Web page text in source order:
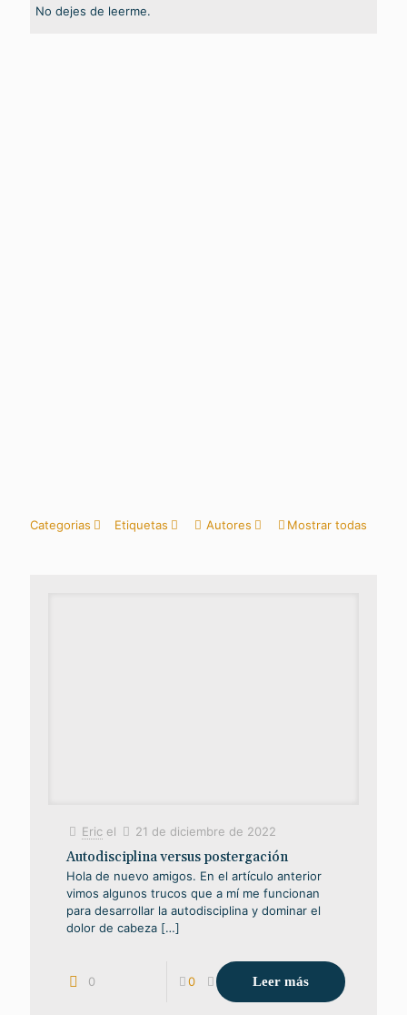
No dejes de leerme.
Categorias Etiquetas Autores Mostrar todas
Eric el 21 de diciembre de 2022
Autodisciplina versus postergación
Hola de nuevo amigos. En el artículo anterior
vimos algunos trucos que a mí me funcionan
para desarrollar la autodisciplina y dominar el
dolor de cabeza […]
0 0 Leer más